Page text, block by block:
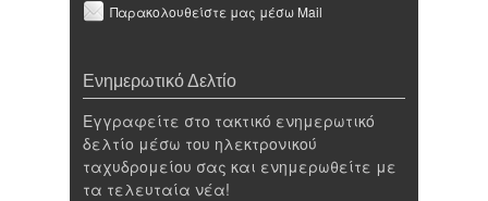
Παρακολουθείστε μας μέσω Mail
Ενημερωτικό Δελτίο
Εγγραφείτε στο τακτικό ενημερωτικό
δελτίο μέσω του ηλεκτρονικού
ταχυδρομείου σας και ενημερωθείτε με
τα τελευταία νέα!